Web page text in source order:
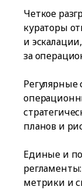
Четкое
кураторы
и
за
планов и
Единые и
метрики и